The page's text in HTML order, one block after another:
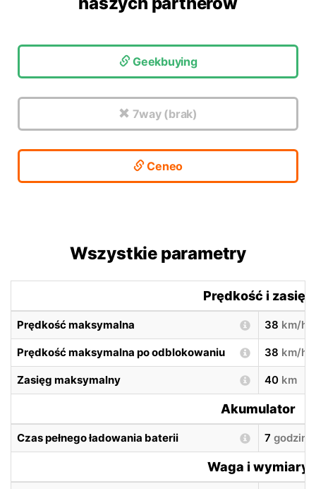
Geekbuying
7way (brak)
Ceneo
Wszystkie parametry
Prędkość i zasięg
Prędkość maksymalna 38 km/h
Prędkość maksymalna po odblokowaniu 38 km/h
Zasięg maksymalny 40 km
Akumulator
Czas pełnego ładowania baterii 7 godzin
Waga i wymiary